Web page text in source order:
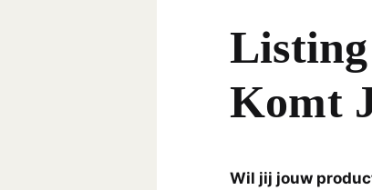
Komt
Wil jij jouw